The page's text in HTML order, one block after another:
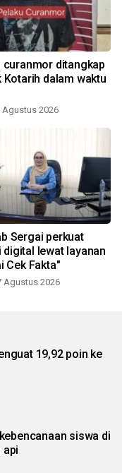
curanmor ditangkap
dalam waktu
Agustus 2026
Sergai perkuat
digital lewat layanan
Cek Fakta"
Agustus 2026
19,92 poin ke
siswa di
api